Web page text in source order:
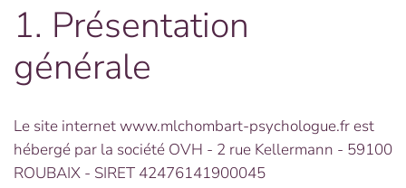
1. Présentation
générale
Le site internet www.mlchombart-psychologue.fr est
hébergé par la société OVH - 2 rue Kellermann - 59100
ROUBAIX - SIRET 42476141900045